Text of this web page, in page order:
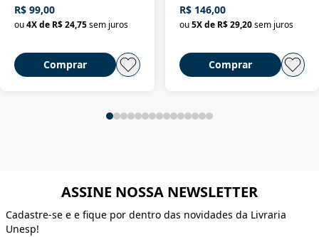
R$ 99,00
ou4X de R$ 24,75sem juros
Comprar
R$ 146,00
ou 5X de R$ 29,20 sem juros
Comprar
ASSINE NOSSA NEWSLETTER
Cadastre-se e e fique por dentro das novidades da Livraria
Unesp!